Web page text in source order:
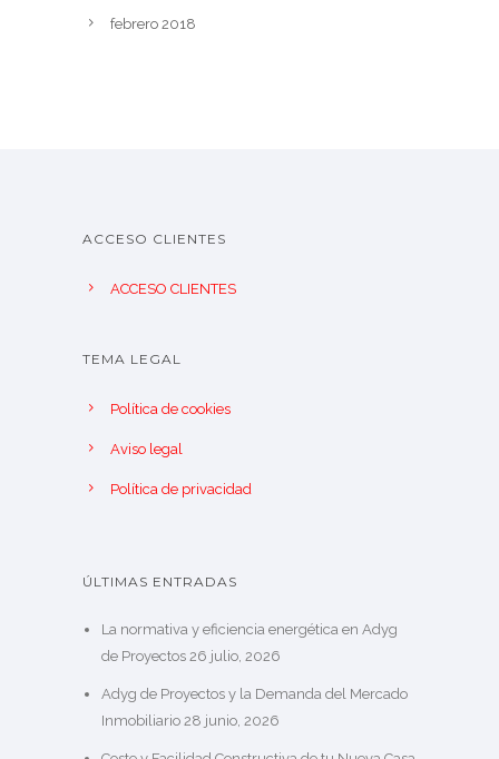
febrero 2018
ACCESO CLIENTES
ACCESO CLIENTES
TEMA LEGAL
Política de cookies
Aviso legal
Política de privacidad
ÚLTIMAS ENTRADAS
La normativa y eficiencia energética en Adyg
de Proyectos 26 julio, 2026
Adyg de Proyectos y la Demanda del Mercado
Inmobiliario 28 junio, 2026